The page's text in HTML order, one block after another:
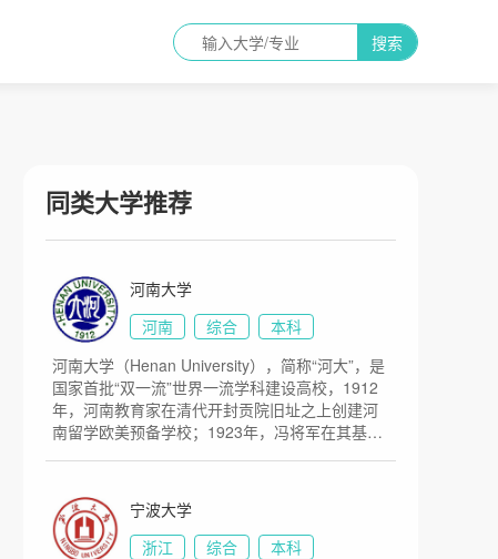
搜索
同类大学推荐
河南大学
河南
综合
本科
河南大学（Henan University），简称“河大”，是
国家首批“双一流”世界一流学科建设高校，1912
年，河南教育家在清代开封贡院旧址之上创建河
南留学欧美预备学校；1923年，冯将军在其基础
年，在于右任先生等支持下改为国立河南大学；
1948年，在邓小平、陈毅同志支持下设立中原大
学；1952年，院系调整，更名为河南师范学院，
宁波大学
浙江
综合
本科